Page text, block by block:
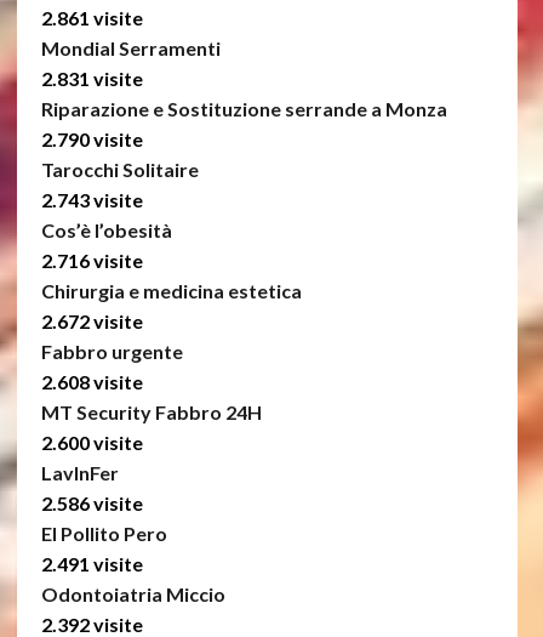
2.861 visite
Mondial Serramenti
2.831 visite
Riparazione e Sostituzione serrande a Monza
2.790 visite
Tarocchi Solitaire
2.743 visite
Cos’è l’obesità
2.716 visite
Chirurgia e medicina estetica
2.672 visite
Fabbro urgente
2.608 visite
MT Security Fabbro 24H
2.600 visite
LavInFer
2.586 visite
El Pollito Pero
2.491 visite
Odontoiatria Miccio
2.392 visite